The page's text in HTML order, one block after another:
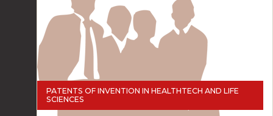
PATENTS OF INVENTION IN HEALTHTECH AND LIFE
SCIENCES